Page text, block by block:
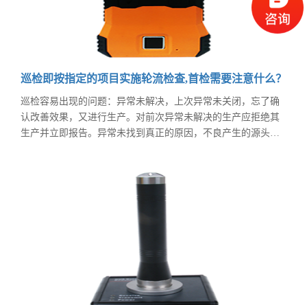
巡检即按指定的项目实施轮流检查,首检需要注意什么？
巡检容易出现的问题：异常未解决，上次异常未关闭，忘了确
认改善效果，又进行生产。对前次异常未解决的生产应拒绝其
生产并立即报告。异常未找到真正的原因，不良产生的源头仍
不良进行监控。只重视不良率，不重视不良分布。只重视重点
工序不重视一般工序。对全检工位监控及了解不足。